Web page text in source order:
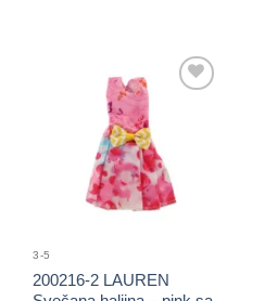
3-5
200216-2 LAUREN